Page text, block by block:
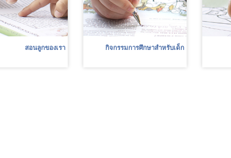
สอนลูกของเรา กิจกรรมการศึกษาสำหรับเด็ก